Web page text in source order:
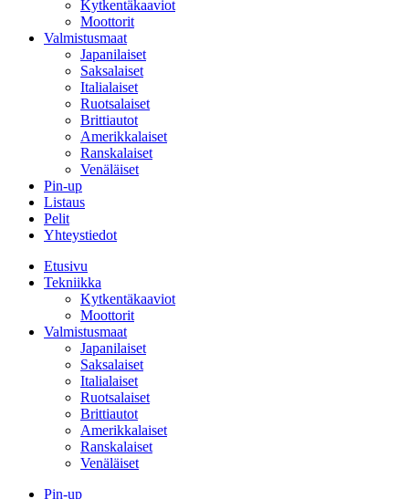
Kytkentäkaaviot
Moottorit
Valmistusmaat
Japanilaiset
Saksalaiset
Italialaiset
Ruotsalaiset
Brittiautot
Amerikkalaiset
Ranskalaiset
Venäläiset
Pin-up
Listaus
Pelit
Yhteystiedot
Etusivu
Tekniikka
Kytkentäkaaviot
Moottorit
Valmistusmaat
Japanilaiset
Saksalaiset
Italialaiset
Ruotsalaiset
Brittiautot
Amerikkalaiset
Ranskalaiset
Venäläiset
Pin-up